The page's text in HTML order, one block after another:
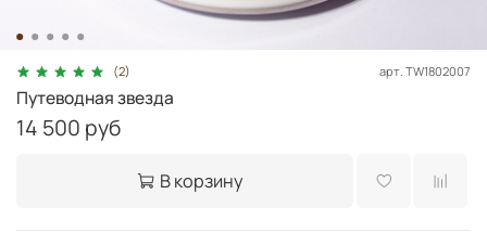
(2) арт. TW1802007
Путеводная звезда
14 500 руб
В корзину